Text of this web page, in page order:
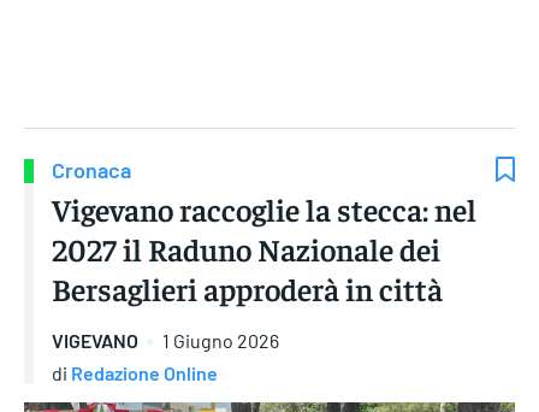
Cronaca
Vigevano raccoglie la stecca: nel
2027 il Raduno Nazionale dei
Bersaglieri approderà in città
VIGEVANO
1 Giugno 2026
di Redazione Online